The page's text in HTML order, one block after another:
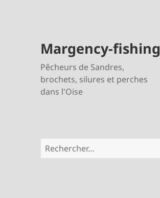
Margency-fishing
Pêcheurs de Sandres,
brochets, silures et perches
dans l'Oise
Rechercher :